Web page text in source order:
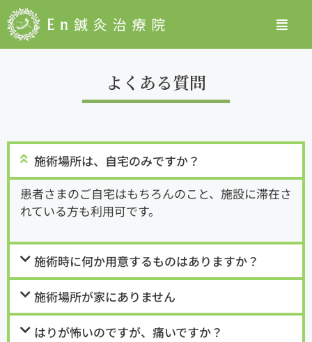
よくある質問
施術場所は、自宅のみですか？
患者さまのご自宅はもちろんのこと、施設に滞在さ
れている方も利用可です。
施術時に何か用意するものはありますか？
施術場所が家にありません
はりが怖いのですが、痛いですか？